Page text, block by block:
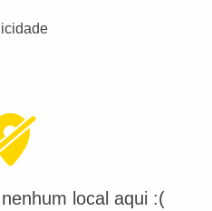
local aqui :(